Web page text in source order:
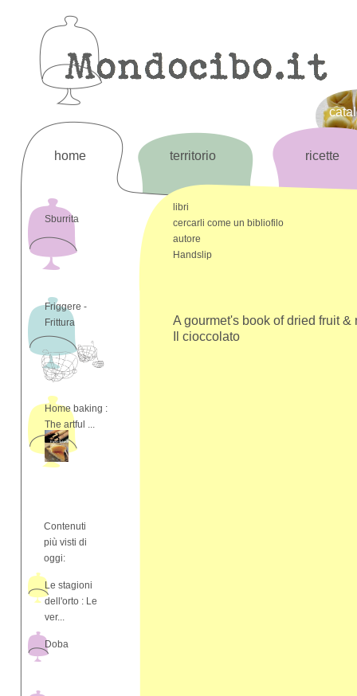
home territorio ricette
Sburrita
Friggere -
Frittura
Home baking :
The artful ...
Contenuti
più visti di
oggi:
Le stagioni
dell'orto : Le
ver...
Doba
libri
cercarli come un bibliofilo
autore
Handslip
A gourmet's book of dried fruit &
Il cioccolato